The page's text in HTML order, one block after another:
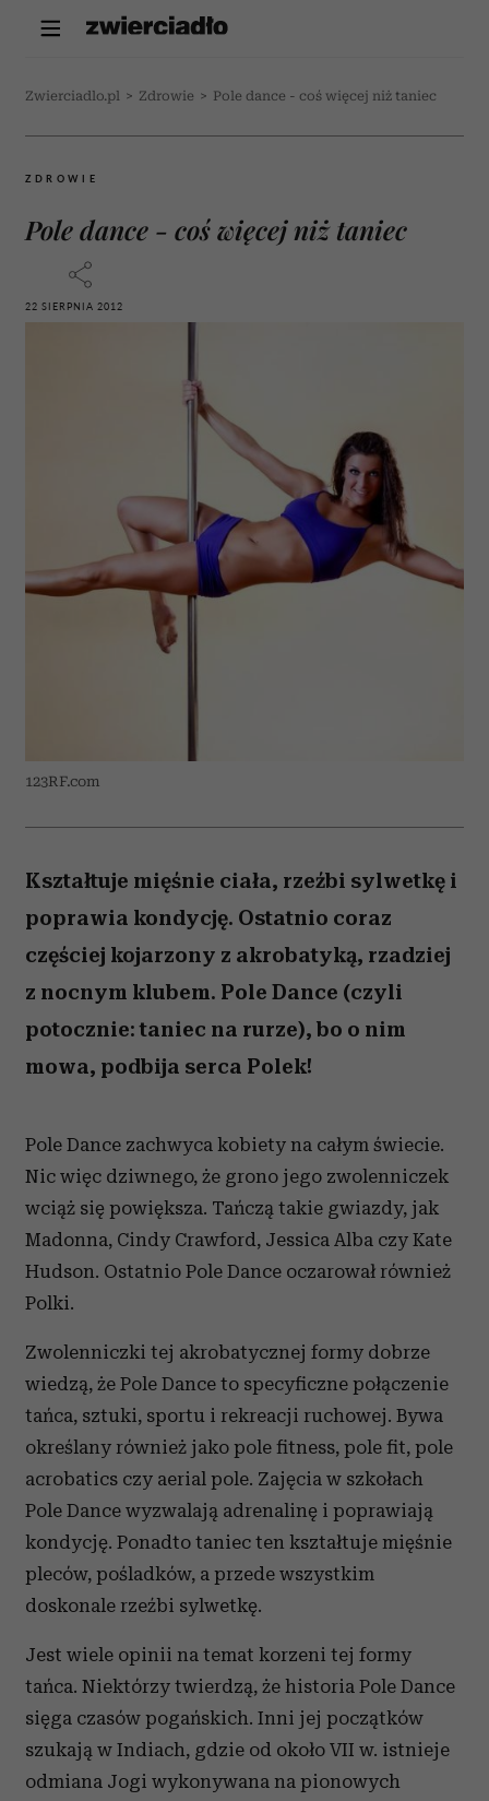
Zwierciadlo.pl > Zdrowie > Pole dance - coś więcej niż taniec
ZDROWIE
Pole dance - coś więcej niż taniec
22 SIERPNIA 2012
123RF.com
Kształtuje mięśnie ciała, rzeźbi sylwetkę i
poprawia kondycję. Ostatnio coraz
częściej kojarzony z akrobatyką, rzadziej
z nocnym klubem. Pole Dance (czyli
potocznie: taniec na rurze), bo o nim
mowa, podbija serca Polek!
Pole Dance zachwyca kobiety na całym świecie.
Nic więc dziwnego, że grono jego zwolenniczek
wciąż się powiększa. Tańczą takie gwiazdy, jak
Madonna, Cindy Crawford, Jessica Alba czy Kate
Hudson. Ostatnio Pole Dance oczarował również
Polki.
Zwolenniczki tej akrobatycznej formy dobrze
wiedzą, że Pole Dance to specyficzne połączenie
tańca, sztuki, sportu i rekreacji ruchowej. Bywa
określany również jako pole fitness, pole fit, pole
acrobatics czy aerial pole. Zajęcia w szkołach
Pole Dance wyzwalają adrenalinę i poprawiają
kondycję. Ponadto taniec ten kształtuje mięśnie
pleców, pośladków, a przede wszystkim
doskonale rzeźbi sylwetkę.
Jest wiele opinii na temat korzeni tej formy
tańca. Niektórzy twierdzą, że historia Pole Dance
sięga czasów pogańskich. Inni jej początków
szukają w Indiach, gdzie od około VII w. istnieje
odmiana Jogi wykonywana na pionowych